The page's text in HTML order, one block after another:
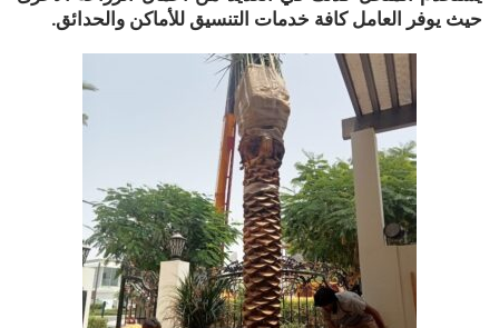
حيث يوفر العامل كافة خدمات التنسيق للأماكن والحدائق.